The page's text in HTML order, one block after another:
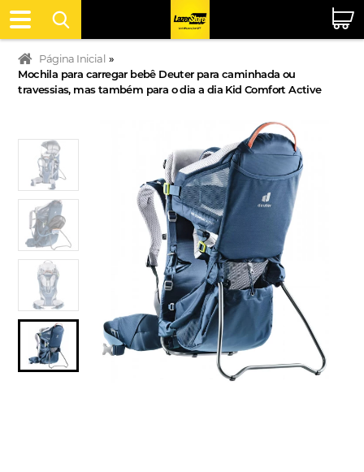
Página Inicial »
Mochila para carregar bebê Deuter para caminhada ou
travessias, mas também para o dia a dia Kid Comfort Active